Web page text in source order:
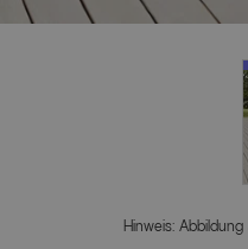
Hinweis: